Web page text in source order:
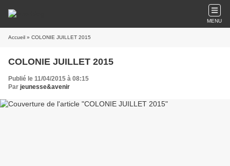
MENU
Accueil » COLONIE JUILLET 2015
COLONIE JUILLET 2015
Publié le 11/04/2015 à 08:15
Par jeunesse&avenir